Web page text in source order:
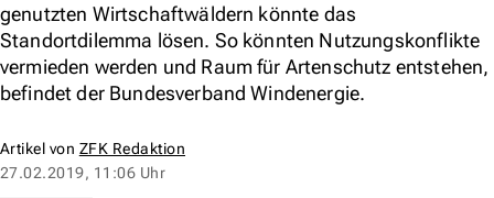
genutzten Wirtschaftwäldern könnte das
Standortdilemma lösen. So könnten Nutzungskonflikte
vermieden werden und Raum für Artenschutz entstehen,
befindet der Bundesverband Windenergie.
Artikel von ZFK Redaktion
27.02.2019, 11:06 Uhr